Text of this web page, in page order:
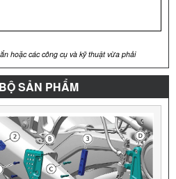
hoặc các công cụ và kỹ thuật vừa phải
SẢN PHẨM